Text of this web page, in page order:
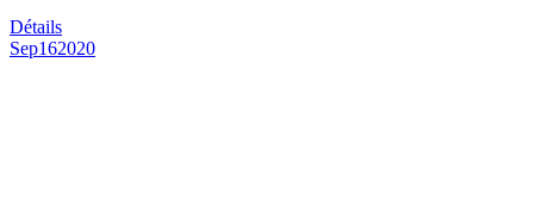
Détails
Sep162020